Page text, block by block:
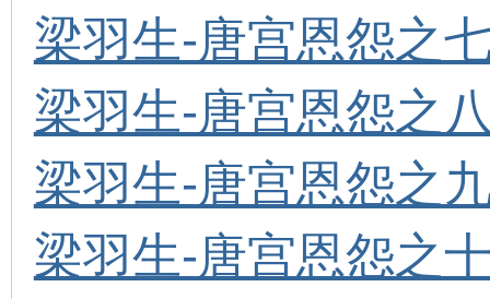
梁羽生-唐宫恩怨之
梁羽生-唐宫恩怨之
梁羽生-唐宫恩怨之
梁羽生-唐宫恩怨之